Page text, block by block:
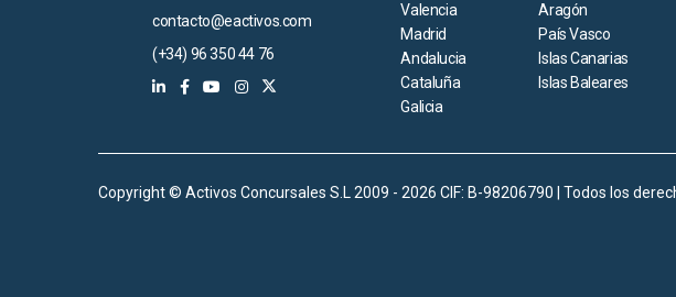
contacto@eactivos.com
(+34) 96 350 44 76
Valencia
Aragón
Madrid
País Vasco
Andalucia
Islas Canarias
Cataluña
Islas Baleares
Galicia
Copyright © Activos Concursales S.L 2009 - 2026 CIF: B-98206790 | Todos los